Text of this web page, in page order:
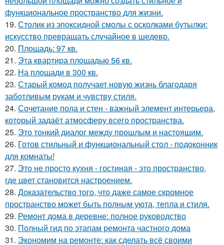
функциональное пространство для жизни.
19. Столик из эпоксидной смолы с осколками бутылки:
искусство превращать случайное в шедевр.
20. Площадь: 97 кв.
21. Эта квартира площадью 56 кв.
22. На площади в 300 кв.
23. Старый комод получает новую жизнь благодаря
заботливым рукам и чувству стиля.
24. Сочетание пола и стен - важный элемент интерьера,
который задаёт атмосферу всего пространства.
25. Это тонкий диалог между прошлым и настоящим.
26. Готов стильный и функциональный стол - подоконник
для комнаты!
27. Это не просто кухня - гостиная - это пространство,
где цвет становится настроением.
28. Доказательство того, что даже самое скромное
пространство может быть полным уюта, тепла и стиля.
29. Ремонт дома в деревне: полное руководство
30. Полный гид по этапам ремонта частного дома
31. Экономим на ремонте: как сделать всё своими